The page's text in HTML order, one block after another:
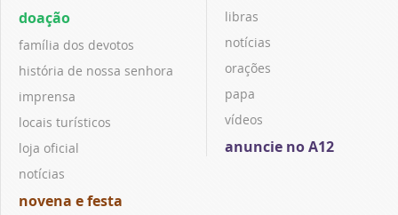
doação
família dos devotos
história de nossa senhora
imprensa
locais turísticos
loja oficial
notícias
novena e festa
libras
notícias
orações
papa
vídeos
anuncie no A12